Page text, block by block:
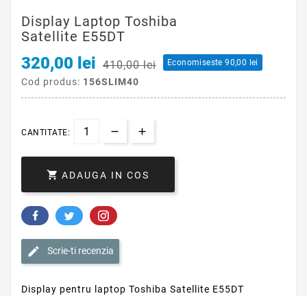
Display Laptop Toshiba
Satellite E55DT
320,00 lei 410,00 lei Economiseste 90,00 lei
Cod produs: 156SLIM40
CANTITATE:
 ADAUGA IN COS
Scrie-ti recenzia
Display pentru laptop Toshiba Satellite E55DT